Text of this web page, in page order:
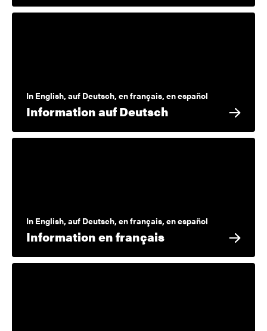
In English, auf Deutsch, en français, en español
Information auf Deutsch
In English, auf Deutsch, en français, en español
Information en français